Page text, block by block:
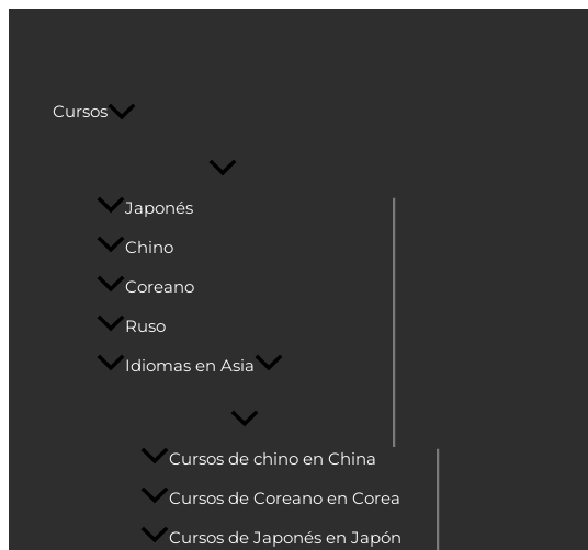
Ir
Cursos
Alternar
Japonés
Chino
Coreano
Ruso
Idiomas en Asia
Alternar
Cursos de chino en China
Cursos de Coreano en Corea
Cursos de Japonés en Japón
Alternar
Alternar
Alternar